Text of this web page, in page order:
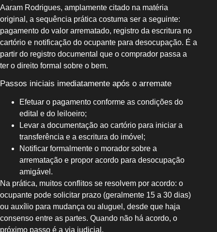
Aaram Rodrigues, amplamente citado na matéria
original, a sequência prática costuma ser a seguinte:
pagamento do valor arrematado, registro da escritura no
cartório e notificação do ocupante para desocupação. É a
partir do registro documental que o comprador passa a
ter o direito formal sobre o bem.
Passos iniciais imediatamente após o arremate
Efetuar o pagamento conforme as condições do
edital e do leiloeiro;
Levar a documentação ao cartório para iniciar a
transferência e a escritura do imóvel;
Notificar formalmente o morador sobre a
arrematação e propor acordo para desocupação
amigável.
Na prática, muitos conflitos se resolvem por acordo: o
ocupante pode solicitar prazo (geralmente 15 a 30 dias)
ou auxílio para mudança ou aluguel, desde que haja
consenso entre as partes. Quando não há acordo, o
próximo passo é a via judicial.